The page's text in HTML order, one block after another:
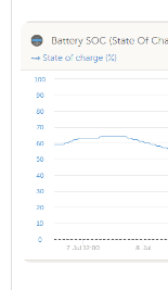
zumindest alle
zu "updaten",
in deinem
der SOC auf
halb voll ist
passieren wird
0% setzen
nicht in der
ist...)